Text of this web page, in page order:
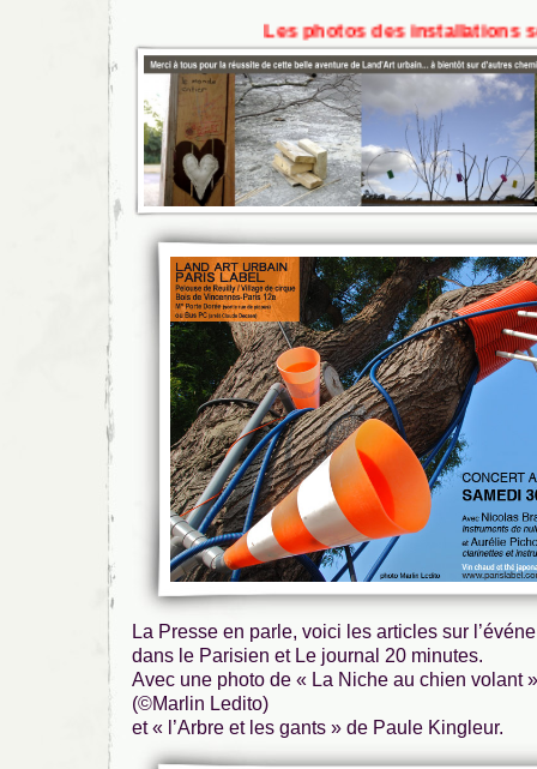
Les photos des installations sont à la
La Presse en parle, voici les articles sur
dans le Parisien et Le journal 20 minutes.
Avec une photo de « La Niche au chien volant
(©Marlin Ledito)
et « l’Arbre et les gants » de Paule Kingleur.